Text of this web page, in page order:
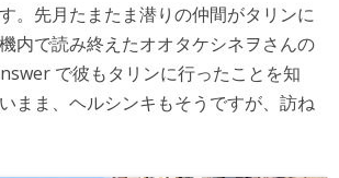
。先月たまたま潜りの仲間がタリンに
内で読み終えたオオタケシネヲさんの
で彼もタリンに行ったことを知
まま、 ヘルシンキもそうですが、訪ね